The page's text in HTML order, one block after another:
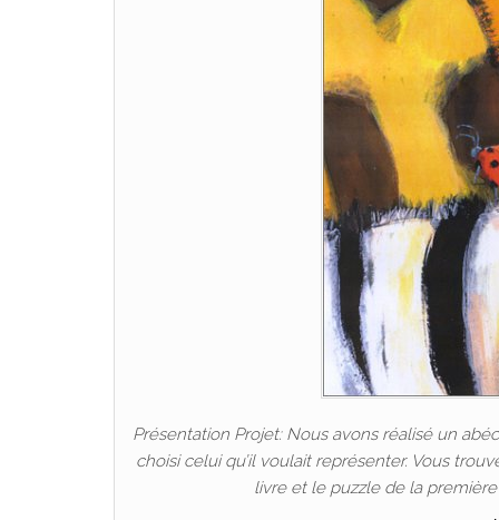
Présentation Projet: Nous avons réalisé un
choisi celui qu’il voulait représenter. Vous
livre et le puzzle de la